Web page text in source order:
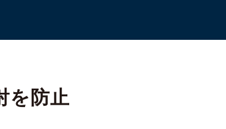
を防止